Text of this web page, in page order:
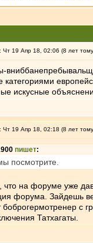
Чт 19 Апр 18, 02:06 (8 лет
категориями
искусные
Чт 19 Апр 18, 02:18 (8 лет
пишет:
посмотрите.
на форуме уже
форума. Зайдешь
с
Татхагаты.